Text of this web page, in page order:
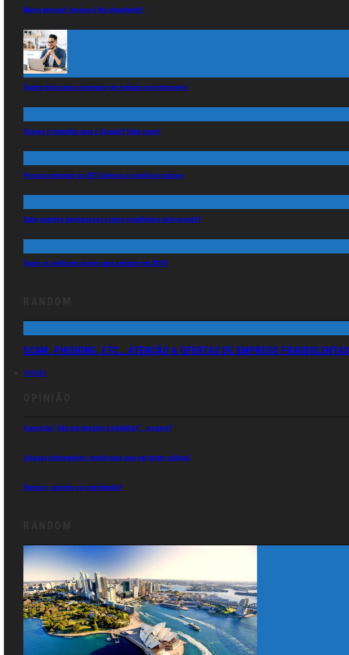
Marca pessoal: porque é tão importante?
Quatro dicas para conseguir um estágio no estrangeiro
Queres ir trabalhar para o Canadá? Sabe como!
Procura emprego na UE? Conheça os melhores países
Sabe quantos portugueses somos espalhados pelo mundo?
Quais os melhores países para emigrar em 2014?
SCAM, PHISHING, ETC… ATENÇÃO A OFERTAS DE EMPREGO FRAUDULENTAS
OPINIÃO
A geração “não me imagino a trabalhar”… e agora?
Línguas estrangeiras: muito mais que um factor cultural
Emigrar: sozinho ou com família?